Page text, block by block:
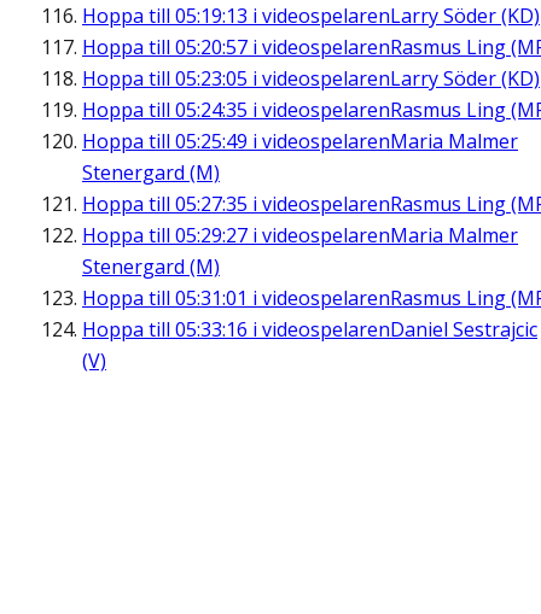
Hoppa till 05:19:13 i videospelarenLarry Söder (KD)
Hoppa till 05:20:57 i videospelarenRasmus Ling
Hoppa till 05:23:05 i videospelarenLarry Söder (KD)
Hoppa till 05:24:35 i videospelarenRasmus Ling
Hoppa till 05:25:49 i videospelarenMaria Malmer
Stenergard (M)
Hoppa till 05:27:35 i videospelarenRasmus Ling
Hoppa till 05:29:27 i videospelarenMaria Malmer
Stenergard (M)
Hoppa till 05:31:01 i videospelarenRasmus Ling
Hoppa till 05:33:16 i videospelarenDaniel Sestrajcic
(V)